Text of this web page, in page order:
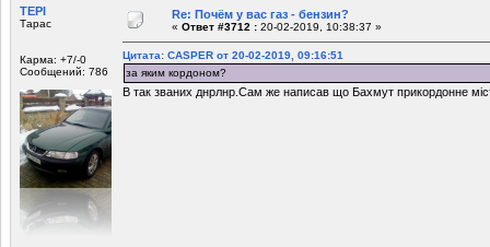
ТЕРІ
Тарас
Карма: +7/-0
Сообщений: 786
Re: Почём у вас газ - бензин?
« Ответ #3712 : 20-02-2019, 10:38:37 »
Цитата: CASPER от 20-02-2019, 09:16:51
за яким кордоном?
В так званих днрлнр.Сам же написав що Бахмут прикордонне